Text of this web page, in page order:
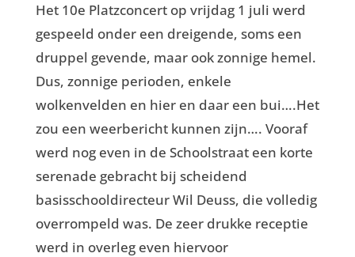
Het 10e Platzconcert op vrijdag 1 juli werd
gespeeld onder een dreigende, soms een
druppel gevende, maar ook zonnige hemel.
Dus, zonnige perioden, enkele
wolkenvelden en hier en daar een bui….Het
zou een weerbericht kunnen zijn…. Vooraf
werd nog even in de Schoolstraat een korte
serenade gebracht bij scheidend
basisschooldirecteur Wil Deuss, die volledig
overrompeld was. De zeer drukke receptie
werd in overleg even hiervoor